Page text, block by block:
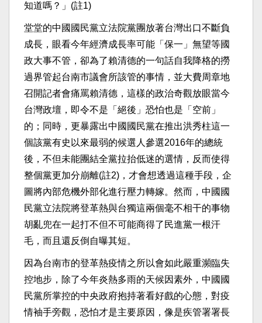
知道嗎？」(註1)
堂堂的中國國民黨立法院黨團放著台灣出口不斷負
成長，眼看今年經濟成長率可能「保一」無望等國
政大事不管，卻為了賴清德的一句話自我降格的撈
過界管起台南市議會所該管的事情，並大費周章地
召開記者會痛罵賴清德，這樣的政治奇觀放眼當今
台灣政壇，即令不是「絕後」恐怕也是「空前」
的；同時，更暴露出中國國民黨在推出洪秀柱這一
個該黨有史以來最弱的候選人參選2016年的總統
後，不但未能團結全黨拉抬低迷的選情，反而使得
整個黨更加分崩離(註2)，才會想透過這種手段，企
圖將內部危機外部化進行壓力轉嫁。然而，中國國
民黨立法院將登革熱與台獨這兩個毫不相干的事物
胡亂兜在一起打不但不可能商得了民進黨一根汗
毛，而且還反倒自曝其短。
因為台南市的登革熱疫情之所以會如此嚴重瀕臨失
控地步，除了今年炎熱多雨的天候因素外，中國國
民黨所掌控的中央政府抱持著看好戲的心態，對疫
情袖手旁觀，恐怕才是主要原因，像是疾管署署長